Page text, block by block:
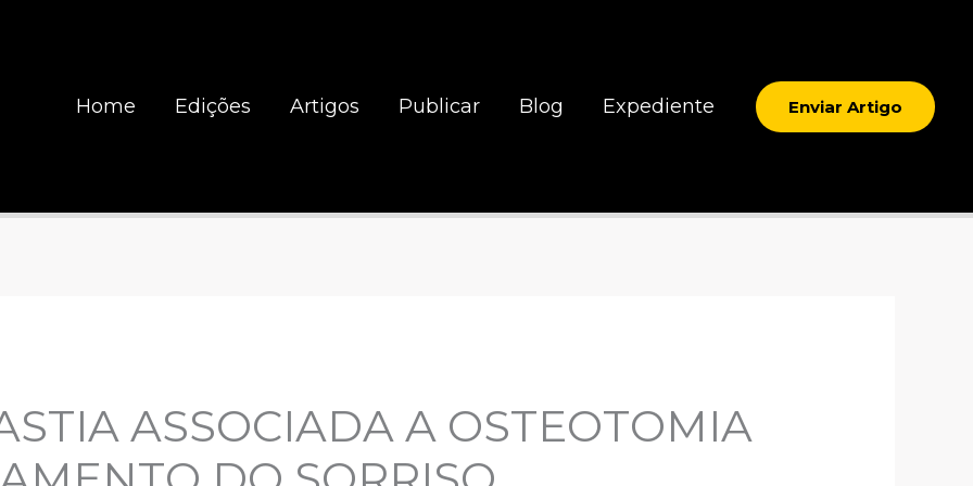
Home Edições Artigos Publicar Blog Expediente Enviar Artigo
ASSOCIADA A OSTEOTOMIA